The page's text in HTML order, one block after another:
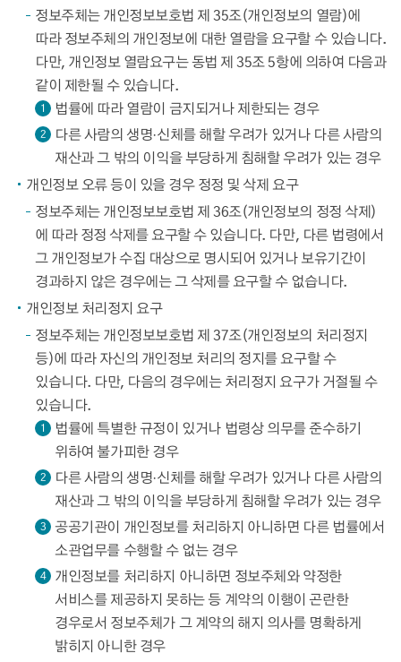
정보주체는 개인정보보호법 제 35조(개인정보의 열람)에
따라 정보주체의 개인정보에 대한 열람을 요구할 수 있습니다.
다만, 개인정보 열람요구는 동법 제 35조 5항에 의하여 다음과
같이 제한될 수 있습니다.
1 법률에 따라 열람이 금지되거나 제한되는 경우
2
다른 사람의 생명·신체를 해할 우려가 있거나 다른 사람의
재산과 그 밖의 이익을 부당하게 침해할 우려가 있는 경우
개인정보 오류 등이 있을 경우 정정 및 삭제 요구
정보주체는 개인정보보호법 제 36조(개인정보의 정정 삭제)
에 따라 정정 삭제를 요구할 수 있습니다. 다만, 다른 법령에서
그 개인정보가 수집 대상으로 명시되어 있거나 보유기간이
경과하지 않은 경우에는 그 삭제를 요구할 수 없습니다.
개인정보 처리정지 요구
정보주체는 개인정보보호법 제 37조(개인정보의 처리정지
등)에 따라 자신의 개인정보 처리의 정지를 요구할 수
있습니다. 다만, 다음의 경우에는 처리정지 요구가 거절될 수
있습니다.
1
법률에 특별한 규정이 있거나 법령상 의무를 준수하기
위하여 불가피한 경우
2
다른 사람의 생명·신체를 해할 우려가 있거나 다른 사람의
재산과 그 밖의 이익을 부당하게 침해할 우려가 있는 경우
3 공공기관이 개인정보를 처리하지 아니하면 다른 법률에서
소관업무를 수행할 수 없는 경우
4
개인정보를 처리하지 아니하면 정보주체와 약정한
서비스를 제공하지 못하는 등 계약의 이행이 곤란한
경우로서 정보주체가 그 계약의 해지 의사를 명확하게
밝히지 아니한 경우